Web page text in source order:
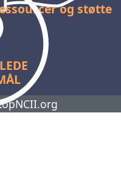
og støtte